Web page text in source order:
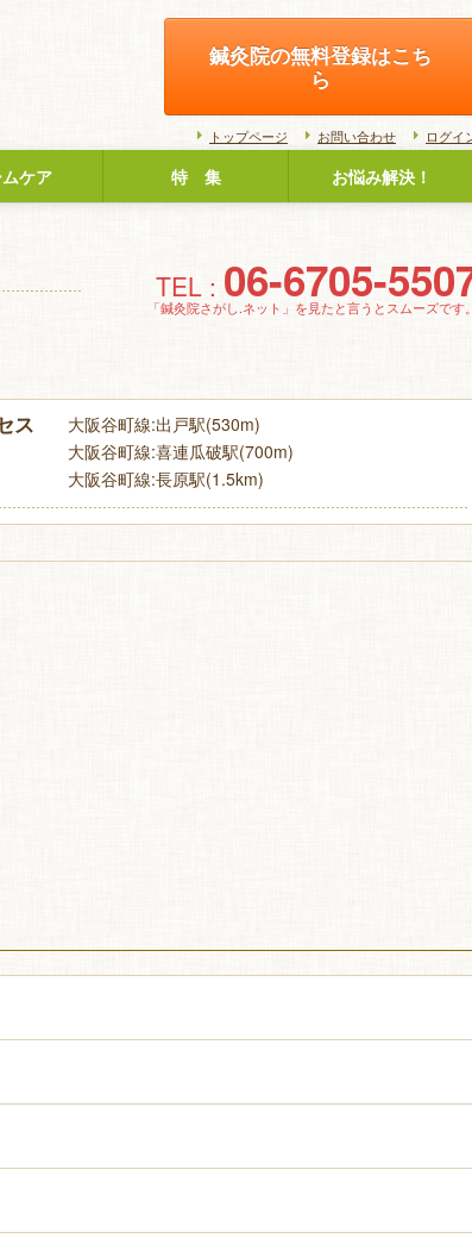
鍼灸院の無料登録はこち
ら
トップページ お問い合わせ ログイ
ケア 特 集 お悩み解決！
TEL : 06-6705-
「鍼灸院さがし.ネット」を見たと言うとスムーズです。
ス
大阪谷町線:出戸駅(530m)
大阪谷町線:喜連瓜破駅(700m)
大阪谷町線:長原駅(1.5km)